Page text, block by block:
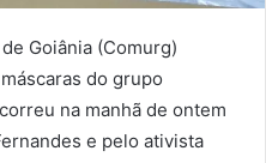
Goiânia (Comurg)
do grupo
na manhã de ontem
e pelo ativista